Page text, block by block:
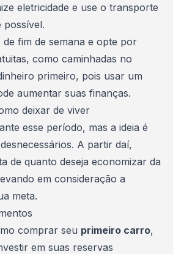
eletricidade e use o transporte
possível.
de fim de semana e opte por
como caminhadas no
primeiro, pois usar um
aumentar suas finanças.
deixar de viver
esse período, mas a ideia é
. A partir daí,
de quanto deseja economizar da
em consideração a
meta.
comprar seu primeiro carro,
em suas reservas